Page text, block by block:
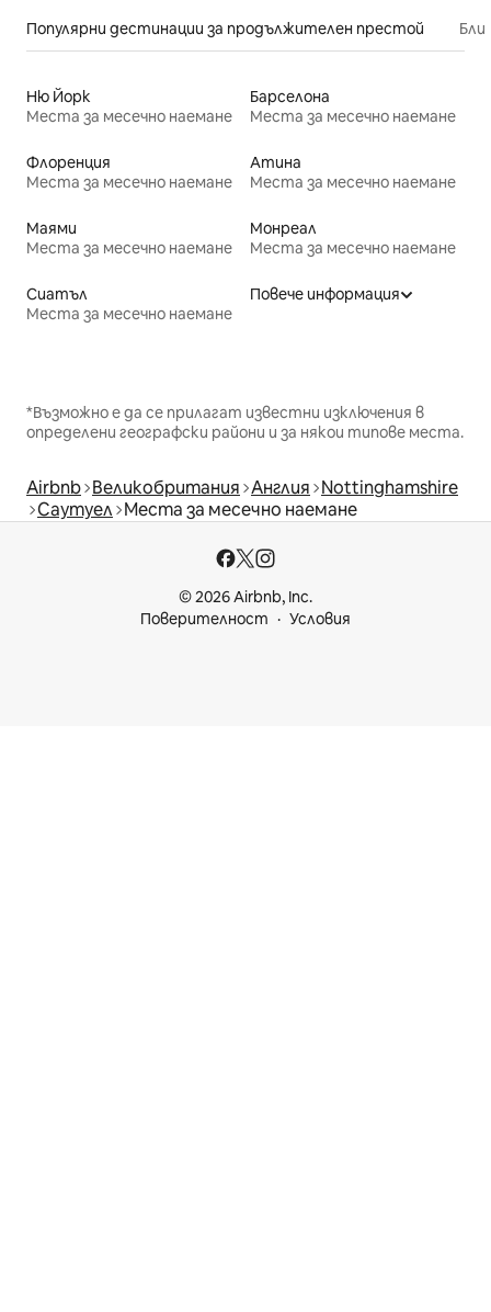
Популярни дестинации за продължителен престой
Ню Йорк
Места за месечно наемане
Барселона
Места за месечно наемане
Флоренция
Места за месечно наемане
Атина
Места за месечно наемане
Маями
Места за месечно наемане
Монреал
Места за месечно наемане
Сиатъл
Места за месечно наемане
Повече информация
*Възможно е да се прилагат известни изключения в
определени географски райони и за някои типове места.
Airbnb Великобритания Англия Nottinghamshire
Саутуел Места за месечно наемане
© 2026 Airbnb, Inc.
Поверителност
Условия